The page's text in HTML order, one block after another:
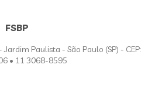
FSBP
Paulista - São Paulo (SP) - CEP:
• 11 3068-8595